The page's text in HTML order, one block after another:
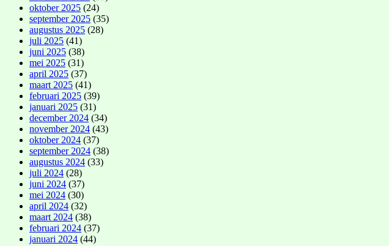
oktober 2025 (24)
september 2025 (35)
augustus 2025 (28)
juli 2025 (41)
juni 2025 (38)
mei 2025 (31)
april 2025 (37)
maart 2025 (41)
februari 2025 (39)
januari 2025 (31)
december 2024 (34)
november 2024 (43)
oktober 2024 (37)
september 2024 (38)
augustus 2024 (33)
juli 2024 (28)
juni 2024 (37)
mei 2024 (30)
april 2024 (32)
maart 2024 (38)
februari 2024 (37)
januari 2024 (44)